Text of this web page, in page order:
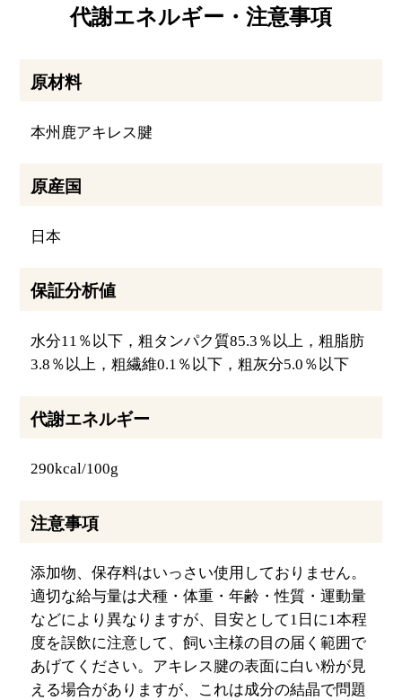
代謝エネルギー・注意事項
原材料
本州鹿アキレス腱
原産国
日本
保証分析値
水分11％以下，粗タンパク質85.3％以上，粗脂肪
3.8％以上，粗繊維0.1％以下，粗灰分5.0％以下
代謝エネルギー
290kcal/100g
注意事項
添加物、保存料はいっさい使用しておりません。
適切な給与量は犬種・体重・年齢・性質・運動量
などにより異なりますが、目安として1日に1本程
度を誤飲に注意して、飼い主様の目の届く範囲で
あげてください。アキレス腱の表面に白い粉が見
える場合がありますが、これは成分の結晶で問題